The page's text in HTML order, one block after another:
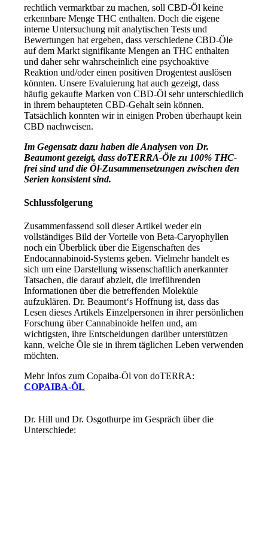
rechtlich vermarktbar zu machen, soll CBD-Öl keine
erkennbare Menge THC enthalten. Doch die eigene
interne Untersuchung mit analytischen Tests und
Bewertungen hat ergeben, dass verschiedene CBD-Öle
auf dem Markt signifikante Mengen an THC enthalten
und daher sehr wahrscheinlich eine psychoaktive
Reaktion und/oder einen positiven Drogentest auslösen
könnten. Unsere Evaluierung hat auch gezeigt, dass
häufig gekaufte Marken von CBD-Öl sehr unterschiedlich
in ihrem behaupteten CBD-Gehalt sein können.
Tatsächlich konnten wir in einigen Proben überhaupt kein
CBD nachweisen.
Im Gegensatz dazu haben die Analysen von Dr.
Beaumont gezeigt, dass doTERRA-Öle zu 100% THC-
frei sind und die Öl-Zusammensetzungen zwischen den
Serien konsistent sind.
Schlussfolgerung
Zusammenfassend soll dieser Artikel weder ein
vollständiges Bild der Vorteile von Beta-Caryophyllen
noch ein Überblick über die Eigenschaften des
Endocannabinoid-Systems geben. Vielmehr handelt es
sich um eine Darstellung wissenschaftlich anerkannter
Tatsachen, die darauf abzielt, die irreführenden
Informationen über die betreffenden Moleküle
aufzuklären. Dr. Beaumont‘s Hoffnung ist, dass das
Lesen dieses Artikels Einzelpersonen in ihrer persönlichen
Forschung über Cannabinoide helfen und, am
wichtigsten, ihre Entscheidungen darüber unterstützen
kann, welche Öle sie in ihrem täglichen Leben verwenden
möchten.
Mehr Infos zum Copaiba-Öl von doTERRA:
COPAIBA-ÖL
Dr. Hill und Dr. Osgothurpe im Gespräch über die
Unterschiede: